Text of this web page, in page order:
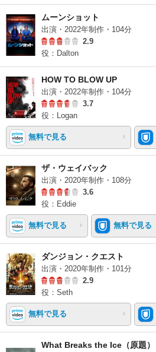
ムーンショット
出演・2022年制作・104分
2.9
役：Dalton
HOW TO BLOW UP
出演・2022年制作・104分
3.7
役：Logan
無料で見る
ザ・ウェイバック
出演・2020年制作・108分
3.6
役：Eddie
無料で見る 無料で見る
ダンジョン・クエスト
出演・2020年制作・101分
2.9
役：Seth
無料で見る
What Breaks the Ice（原題）